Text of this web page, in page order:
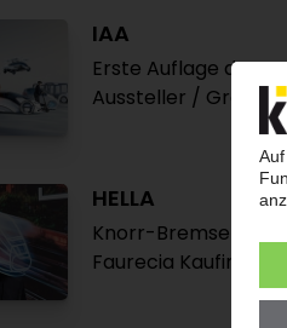
IAA
Erste Auflage der
Aussteller / Größte
HELLA
Knorr-Bremse
Faurecia